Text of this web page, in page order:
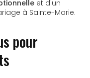
et d'un
à Sainte-Marie.
pour